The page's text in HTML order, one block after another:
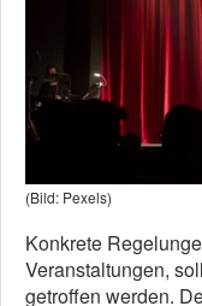
(Bild: Pexels)
Konkrete
Veranstaltungen,
getroffen werden.